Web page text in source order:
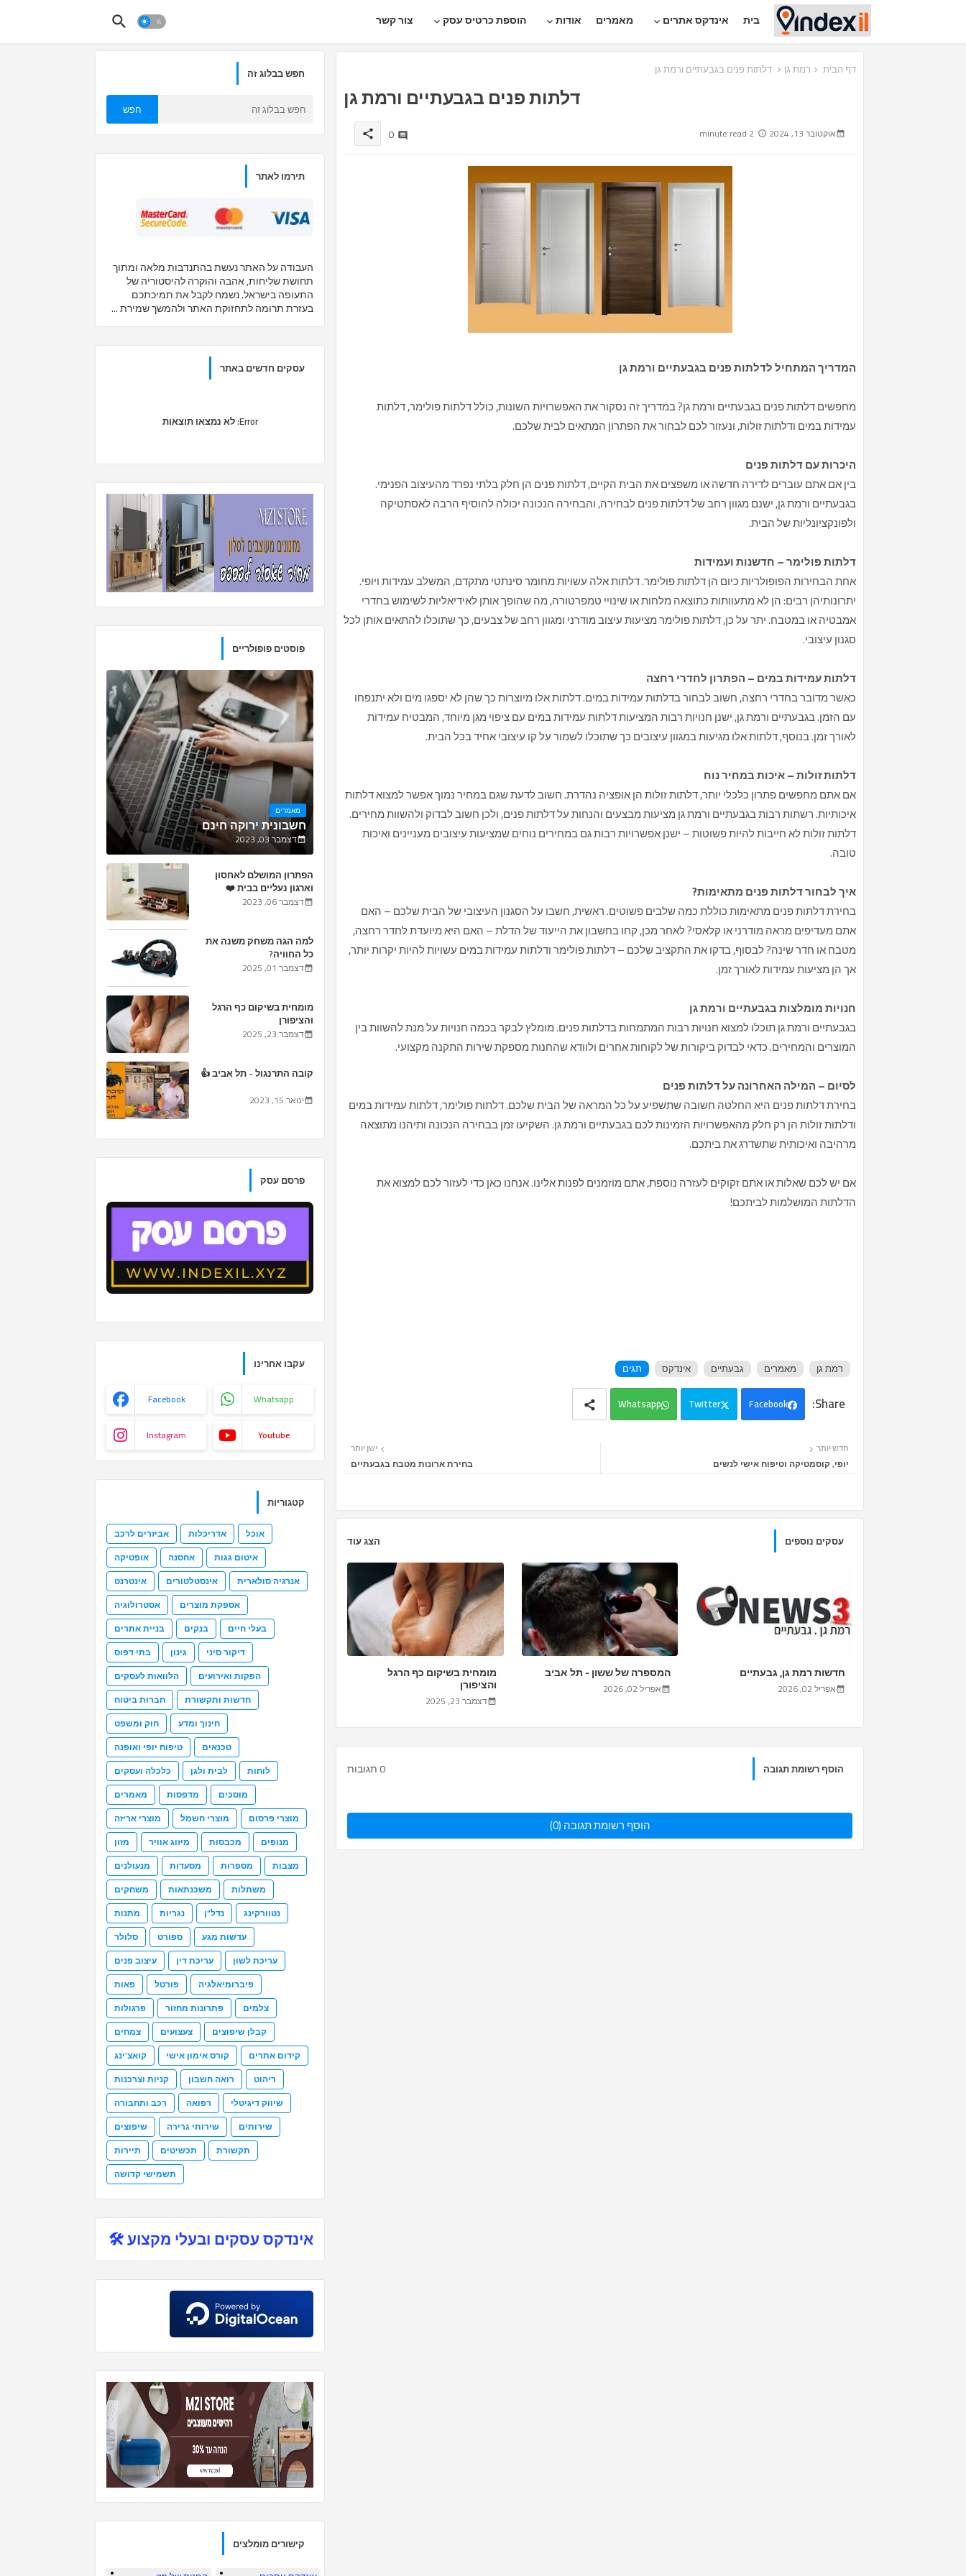
בית אינדקס אתרים מאמרים אודות הוספת כרטיס עסק צור קשר
דף הבית רמת גן דלתות פנים בגבעתיים ורמת גן
דלתות פנים בגבעתיים ורמת גן
אוקטובר 13, 2024 2 minute read
0
share
המדריך המתחיל לדלתות פנים בגבעתיים ורמת גן
מחפשים דלתות פנים בגבעתיים ורמת גן? במדריך זה נסקור את האפשרויות השונות, כולל דלתות פולימר, דלתות
עמידות במים ודלתות זולות, ונעזור לכם לבחור את הפתרון המתאים לבית שלכם.
היכרות עם דלתות פנים
בין אם אתם עוברים לדירה חדשה או משפצים את הבית הקיים, דלתות פנים הן חלק בלתי נפרד מהעיצוב הפנימי.
בגבעתיים ורמת גן, ישנם מגוון רחב של דלתות פנים לבחירה, והבחירה הנכונה יכולה להוסיף הרבה לאסתטיקה
ולפונקציונליות של הבית.
דלתות פולימר – חדשנות ועמידות
אחת הבחירות הפופולריות כיום הן דלתות פולימר. דלתות אלה עשויות מחומר סינתטי מתקדם, המשלב עמידות ויופי.
יתרונותיהן רבים: הן לא מתעוותות כתוצאה מלחות או שינויי טמפרטורה, מה שהופך אותן לאידיאליות לשימוש בחדרי
אמבטיה או במטבח. יתר על כן, דלתות פולימר מציעות עיצוב מודרני ומגוון רחב של צבעים, כך שתוכלו להתאים אותן לכל
סגנון עיצובי.
דלתות עמידות במים – הפתרון לחדרי רחצה
כאשר מדובר בחדרי רחצה, חשוב לבחור בדלתות עמידות במים. דלתות אלו מיוצרות כך שהן לא יספגו מים ולא יתנפחו
עם הזמן. בגבעתיים ורמת גן, ישנן חנויות רבות המציעות דלתות עמידות במים עם ציפוי מגן מיוחד, המבטיח עמידות
לאורך זמן. בנוסף, דלתות אלו מגיעות במגוון עיצובים כך שתוכלו לשמור על קו עיצובי אחיד בכל הבית.
דלתות זולות – איכות במחיר נוח
אם אתם מחפשים פתרון כלכלי יותר, דלתות זולות הן אופציה נהדרת. חשוב לדעת שגם במחיר נמוך אפשר למצוא דלתות
איכותיות. רשתות רבות בגבעתיים ורמת גן מציעות מבצעים והנחות על דלתות פנים, ולכן חשוב לבדוק ולהשוות מחירים.
דלתות זולות לא חייבות להיות פשוטות – ישנן אפשרויות רבות גם במחירים נוחים שמציעות עיצובים מעניינים ואיכות
טובה.
איך לבחור דלתות פנים מתאימות?
בחירת דלתות פנים מתאימות כוללת כמה שלבים פשוטים. ראשית, חשבו על הסגנון העיצובי של הבית שלכם – האם
אתם מעדיפים מראה מודרני או קלאסי? לאחר מכן, קחו בחשבון את הייעוד של הדלת – האם היא מיועדת לחדר רחצה,
מטבח או חדר שינה? לבסוף, בדקו את התקציב שלכם – דלתות פולימר ודלתות עמידות במים עשויות להיות יקרות יותר,
אך הן מציעות עמידות לאורך זמן.
חנויות מומלצות בגבעתיים ורמת גן
בגבעתיים ורמת גן תוכלו למצוא חנויות רבות המתמחות בדלתות פנים. מומלץ לבקר בכמה חנויות על מנת להשוות בין
המוצרים והמחירים. כדאי לבדוק ביקורות של לקוחות אחרים ולוודא שהחנות מספקת שירות התקנה מקצועי.
לסיום – המילה האחרונה על דלתות פנים
בחירת דלתות פנים היא החלטה חשובה שתשפיע על כל המראה של הבית שלכם. דלתות פולימר, דלתות עמידות במים
ודלתות זולות הן רק חלק מהאפשרויות הזמינות לכם בגבעתיים ורמת גן. השקיעו זמן בבחירה הנכונה ותיהנו מתוצאה
מרהיבה ואיכותית שתשדרג את ביתכם.
אם יש לכם שאלות או אתם זקוקים לעזרה נוספת, אתם מוזמנים לפנות אלינו. אנחנו כאן כדי לעזור לכם למצוא את
הדלתות המושלמות לביתכם!
תגים אינדקס גבעתיים מאמרים רמת גן
Facebook
Twitter
Whatsapp
חדש יותר
יופי, קוסמטיקה וטיפוח אישי לנשים
ישן יותר
בחירת ארונות מטבח בגבעתיים
עסקים נוספים הצג עוד
חדשות רמת גן, גבעתיים
אפריל 02, 2026
המספרה של ששון - תל אביב
אפריל 02, 2026
מומחית בשיקום כף הרגל
והציפורן
דצמבר 23, 2025
הוסף רשומת תגובה 0 תגובות
הוסף רשומת תגובה (0)
חפש בבלוג זה
תירמו לאתר
העבודה על האתר נעשת בהתנדבות מלאה ומתוך
תחושת שליחות, אהבה והוקרה להיסטוריה של
התעופה בישראל. נשמח לקבל את תמיכתכם
בעזרת תרומה לתחזוקת האתר ולהמשך שמירת ...
עסקים חדשים באתר
Error: לא נמצאו תוצאות
פוסטים פופולריים
מאמרים
חשבונית ירוקה חינם
דצמבר 03, 2023
הפתרון המושלם לאחסון
וארגון נעליים בבית ❤️
דצמבר 06, 2023
למה הגה משחק משנה את
כל החוויה?
דצמבר 01, 2025
מומחית בשיקום כף הרגל
והציפורן
דצמבר 23, 2025
קובה התרנגול - תל אביב 👍
ינואר 15, 2023
פרסם עסק
עקבו אחרינו
Facebook Whatsapp
Instagram Youtube
קטגוריות
אביזרים לרכב אדריכלות
אוכל
אופטיקה
אחסנה
איטום גגות
אינטרנט
אינסטלטורים
אנרגיה סולארית
אסטרולוגיה
אספקת מוצרים
בניית אתרים
בנקים
בעלי חיים
בתי דפוס
גינון
דיקור סיני
הלוואות לעסקים
הפקות ואירועים
חברות ביטוח
חדשות ותקשורת
חוק ומשפט
חינוך ומדע
טיפוח יופי ואופנה
טכנאים
כלכלה ועסקים
לבית ולגן
לוחות
מאמרים
מדפסות
מוסכים
מוצרי אריזה
מוצרי חשמל
מוצרי פרסום
מזון
מיזוג אוויר מכבסות
מנופים
מנעולנים
מסעדות מספרות
מצבות
משחקים
משכנתאות
משתלות
מתנות
נגריות נדל"ן
נטוורקינג
סלולר
ספורט
עדשות מגע
עיצוב פנים
עריכת דין
עריכת לשון
פאות
פורטל
פיברומיאלגיה
פרגולות
פתרונות מחזור
צלמים
צמחים
צעצועים
קבלן שיפוצים
קואצ'ינג
קורס אימון אישי
קידום אתרים
קניות וצרכנות
רואה חשבון
ריהוט
רכב ותחבורה
רפואה
שיווק דיגיטלי
שיפוצים
שירותי גרירה
שירותים
תיירות
תכשיטים
תקשורת
תשמישי קדושה
אינדקס עסקים ובעלי מקצוע 🛠
קישורים מומלצים